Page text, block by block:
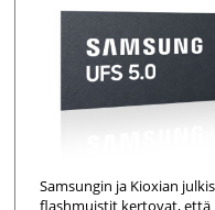
Samsungin ja Kioxian
flashmuistit kertovat,